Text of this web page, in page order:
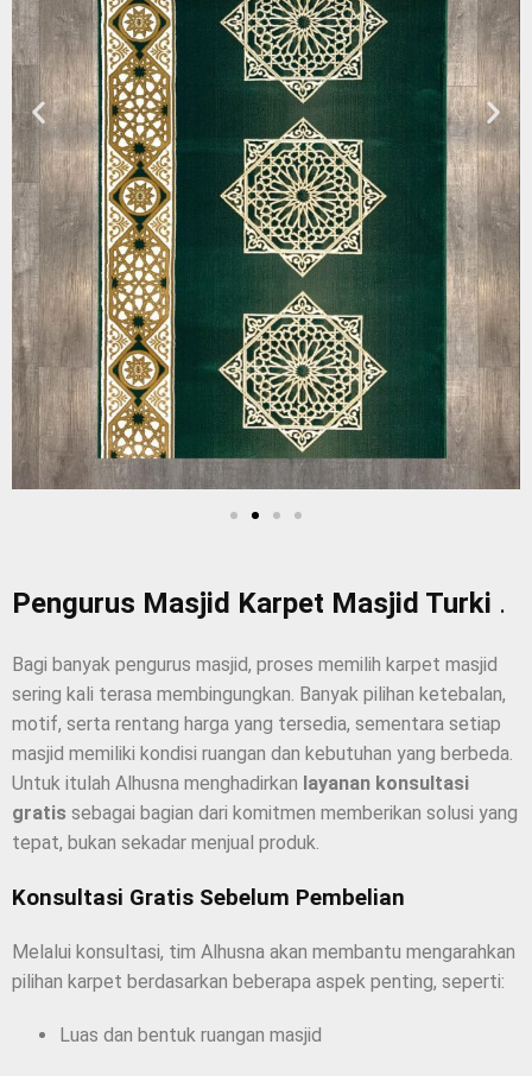
Pengurus Masjid Karpet Masjid Turki .
Bagi banyak pengurus masjid, proses memilih karpet masjid
sering kali terasa membingungkan. Banyak pilihan ketebalan,
motif, serta rentang harga yang tersedia, sementara setiap
masjid memiliki kondisi ruangan dan kebutuhan yang berbeda.
Untuk itulah Alhusna menghadirkan layanan konsultasi
gratis sebagai bagian dari komitmen memberikan solusi yang
tepat, bukan sekadar menjual produk.
Konsultasi Gratis Sebelum Pembelian
Melalui konsultasi, tim Alhusna akan membantu mengarahkan
pilihan karpet berdasarkan beberapa aspek penting, seperti:
Luas dan bentuk ruangan masjid